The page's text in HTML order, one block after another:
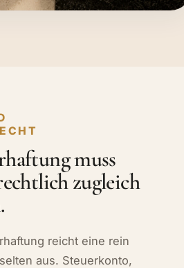
muss
zugleich
reicht eine rein
aus. Steuerkonto,